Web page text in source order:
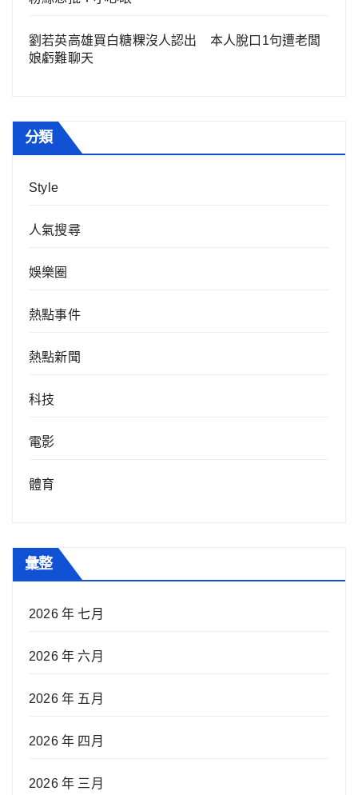
劉若英高雄買白糖粿沒人認出 本人脫口1句遭老闆
娘虧難聊天
分類
Style
人氣搜尋
娛樂圈
熱點事件
熱點新聞
科技
電影
體育
彙整
2026 年 七月
2026 年 六月
2026 年 五月
2026 年 四月
2026 年 三月